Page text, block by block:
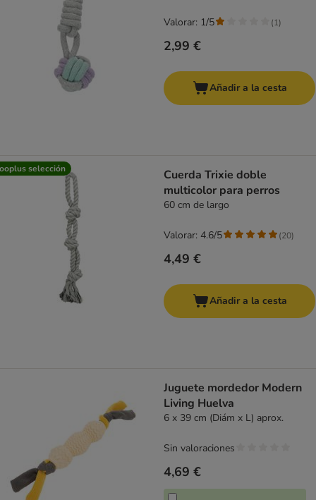
2,99 €
Valorar: 1/5 (1)
Añadir a la cesta
selección
Cuerda Trixie doble
multicolor para perros
60 cm de largo
4,49 €
Valorar: 4.6/5 (20)
Añadir a la cesta
Juguete mordedor Modern
Living Huelva
6 x 39 cm (Diám x L) aprox.
4,69 €
Sin valoraciones